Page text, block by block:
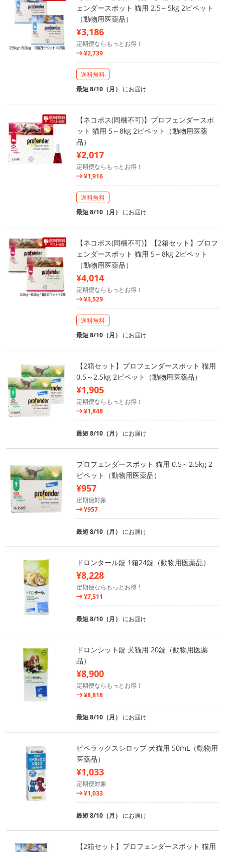
ェンダースポット 猫用 2.5～5kg 2ピペット
（動物用医薬品）
¥3,186
定期便ならもっとお得！
¥2,739
送料無料
最短 8/10（月） にお届け
【ネコポス(同梱不可)】プロフェンダースポ
ット 猫用 5～8kg 2ピペット（動物用医薬
品）
¥2,017
定期便ならもっとお得！
¥1,916
送料無料
最短 8/10（月） にお届け
【ネコポス(同梱不可)】【2箱セット】プロフ
ェンダースポット 猫用 5～8kg 2ピペット
（動物用医薬品）
¥4,014
定期便ならもっとお得！
¥3,529
送料無料
最短 8/10（月） にお届け
【2箱セット】プロフェンダースポット 猫用
0.5～2.5kg 2ピペット（動物用医薬品）
¥1,905
定期便ならもっとお得！
¥1,848
最短 8/10（月） にお届け
プロフェンダースポット 猫用 0.5～2.5kg 2
ピペット（動物用医薬品）
¥957
定期便対象
¥957
最短 8/10（月） にお届け
ドロンタール錠 1箱24錠（動物用医薬品）
¥8,228
定期便ならもっとお得！
¥7,511
最短 8/10（月） にお届け
ドロンシット錠 犬猫用 20錠（動物用医薬
品）
¥8,900
定期便ならもっとお得！
¥8,818
最短 8/10（月） にお届け
ピペラックスシロップ 犬猫用 50mL（動物用
医薬品）
¥1,033
定期便対象
¥1,033
最短 8/10（月） にお届け
【2箱セット】プロフェンダースポット 猫用